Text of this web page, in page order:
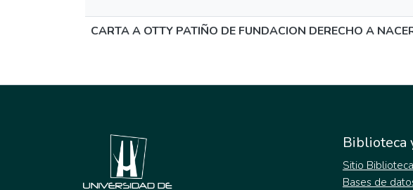
CARTA A OTTY PATIÑO DE FUNDACION DERECHO A
Biblioteca
Sitio Biblioteca
Bases de